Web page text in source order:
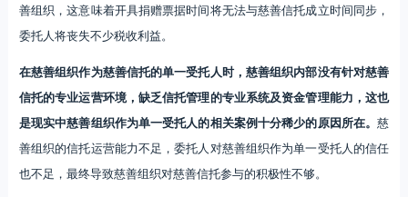
善组织，这意味着开具捐赠票据时间将无法与慈善信托成立时间同步，
委托人将丧失不少税收利益。
在慈善组织作为慈善信托的单一受托人时，慈善组织内部没有针对慈善
信托的专业运营环境，缺乏信托管理的专业系统及资金管理能力，这也
是现实中慈善组织作为单一受托人的相关案例十分稀少的原因所在。慈
善组织的信托运营能力不足，委托人对慈善组织作为单一受托人的信任
也不足，最终导致慈善组织对慈善信托参与的积极性不够。